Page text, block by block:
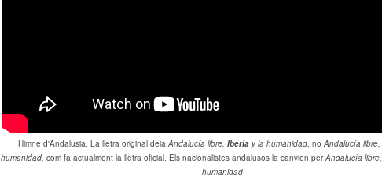
Himne d'Andalusia. La lletra original deia Andalucía libre, Iberia y la humanidad, no Andalucía libre,
humanidad, com fa actualment la lletra oficial. Els nacionalistes andalusos la canvien perAndalucía libre,
humanidad